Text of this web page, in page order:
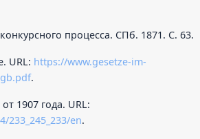
процесса. СПб. 1871. С. 63.
URL: https://www.gesetze-im-
.
1907 года. URL:
en.